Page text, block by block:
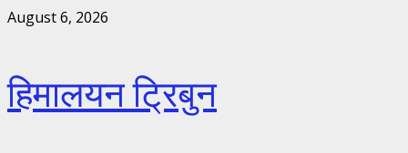
Skip
August 6, 2026
हिमालयन ट्रिबुन